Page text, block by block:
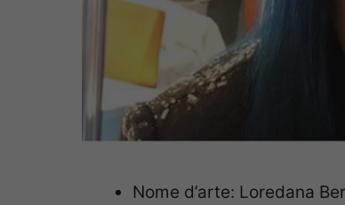
Nome d’arte: Loredana